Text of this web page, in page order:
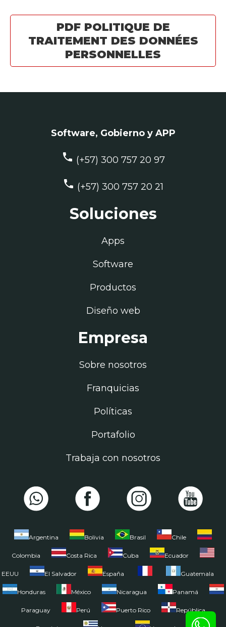
PDF POLITIQUE DE
TRAITEMENT DES DONNÉES
PERSONNELLES
Software, Gobierno y APP
phone (+57) 300 757 20 97
phone (+57) 300 757 20 21
Soluciones
Apps
Software
Productos
Diseño web
Empresa
Sobre nosotros
Franquicias
Políticas
Portafolio
Trabaja con nosotros
Argentina Bolivia Brasil Chile
Colombia Costa Rica Cuba Ecuador
EEUU El Salvador España Guatemala
Honduras México Nicaragua Panamá
Paraguay Perú Puerto Rico República